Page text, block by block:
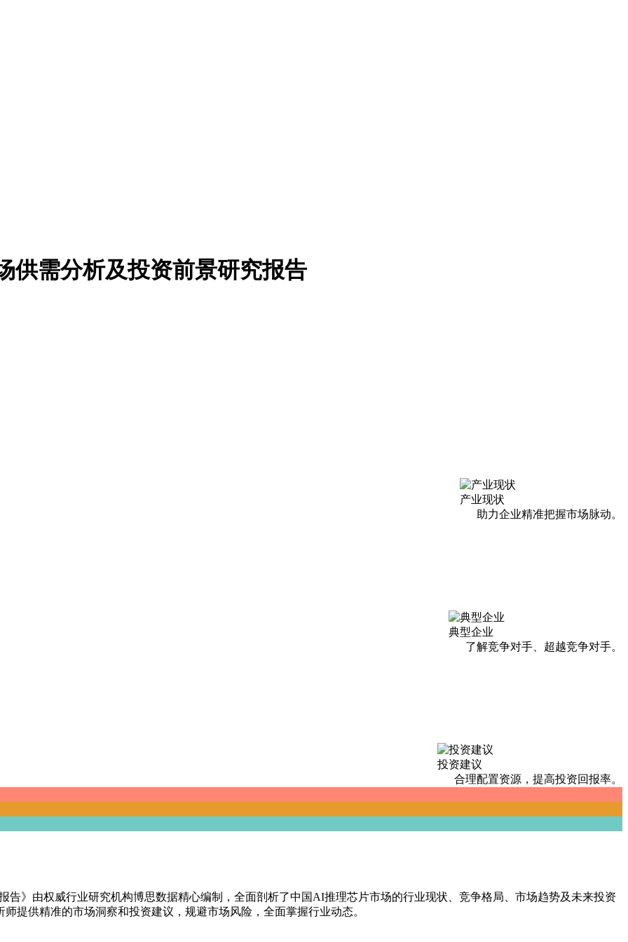
供需分析及投资前景研究报告
产业现状
助力企业精准把握市场脉动。
典型企业
了解竞争对手、超越竞争对手。
投资建议
合理配置资源，提高投资回报率。
》由权威行业研究机构博思数据精心编制，全面剖析了中国AI推理芯片市场的行业现状、竞争格局、市场趋势及未来投资
提供精准的市场洞察和投资建议，规避市场风险，全面掌握行业动态。